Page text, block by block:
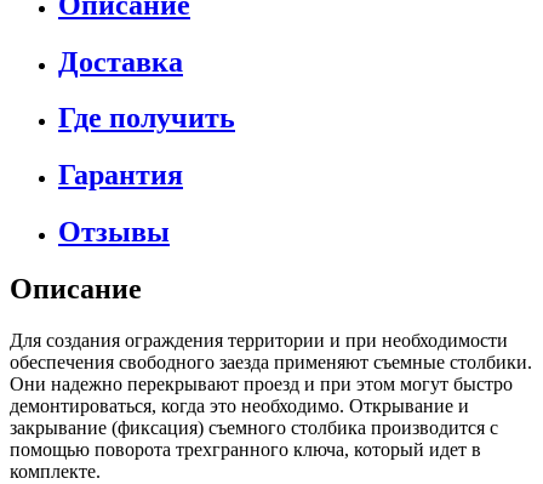
Доставка
Где получить
Гарантия
Отзывы
Описание
Для создания ограждения территории и при необходимости
обеспечения свободного заезда применяют съемные столбики.
Они надежно перекрывают проезд и при этом могут быстро
демонтироваться, когда это необходимо. Открывание и
закрывание (фиксация) съемного столбика производится с
помощью поворота трехгранного ключа, который идет в
комплекте.